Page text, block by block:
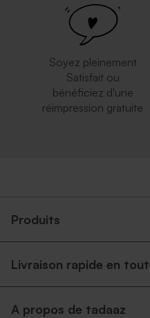
Soyez pleinement
Satisfait ou
bénéficiez d'une
réimpression gratuite
Produits
Livraison rapide en
A propos de tadaaz